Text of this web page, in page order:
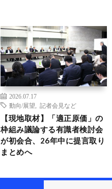
2026.07.17
動向/展望
記者会見など
【現地取材】「適正原価」の
枠組み議論する有識者検討会
が初会合、26年中に提言取り
まとめへ